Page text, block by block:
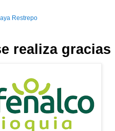
Restrepo
realiza